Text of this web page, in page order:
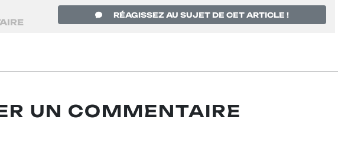
RÉAGISSEZ AU SUJET DE CET ARTICLE !
UN COMMENTAIRE